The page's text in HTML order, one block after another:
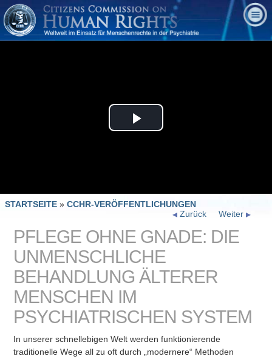
Play
STARTSEITE » CCHR-VERÖFFENTLICHUNGEN
Weiter
Zurück
PFLEGE OHNE GNADE: DIE
UNMENSCHLICHE
BEHANDLUNG ÄLTERER
MENSCHEN IM
PSYCHIATRISCHEN SYSTEM
In unserer schnellebigen Welt werden funktionierende
traditionelle Wege all zu oft durch „modernere“ Methoden